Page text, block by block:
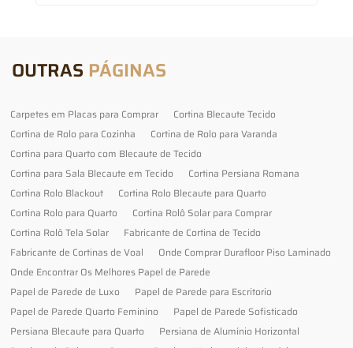
OUTRAS PÁGINAS
Carpetes em Placas para Comprar
Cortina Blecaute Tecido
Cortina de Rolo para Cozinha
Cortina de Rolo para Varanda
Cortina para Quarto com Blecaute de Tecido
Cortina para Sala Blecaute em Tecido
Cortina Persiana Romana
Cortina Rolo Blackout
Cortina Rolo Blecaute para Quarto
Cortina Rolo para Quarto
Cortina Rolô Solar para Comprar
Cortina Rolô Tela Solar
Fabricante de Cortina de Tecido
Fabricante de Cortinas de Voal
Onde Comprar Durafloor Piso Laminado
Onde Encontrar Os Melhores Papel de Parede
Papel de Parede de Luxo
Papel de Parede para Escritorio
Papel de Parede Quarto Feminino
Papel de Parede Sofisticado
Persiana Blecaute para Quarto
Persiana de Alumínio Horizontal